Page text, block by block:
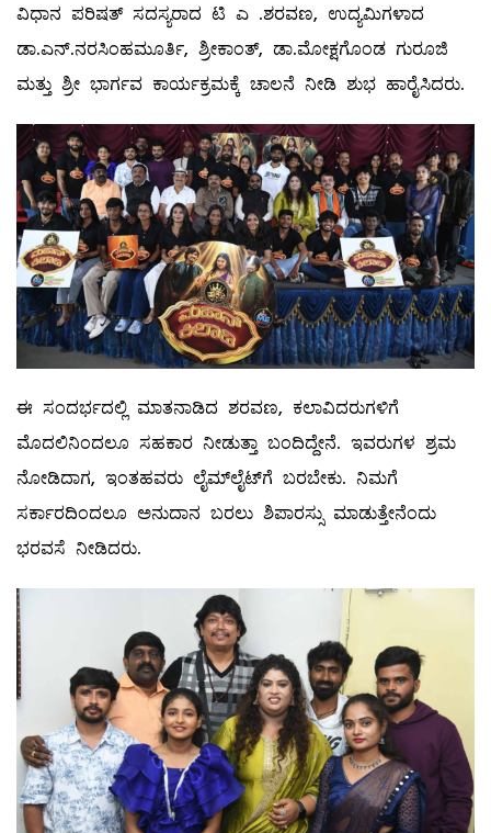
ವಿಧಾನ ಪರಿಷತ್ ಸದಸ್ಯರಾದ ಟಿ ಎ .ಶರವಣ, ಉದ್ಯಮಿಗಳಾದ
ಡಾ.ಎನ್.ನರಸಿಂಹಮೂರ್ತಿ, ಶ್ರೀಕಾಂತ್, ಡಾ.ಮೋಕ್ಷಗೊಂಡ ಗುರೂಜಿ
ಮತ್ತು ಶ್ರೀ ಭಾರ್ಗವ ಕಾರ್ಯಕ್ರಮಕ್ಕೆ ಚಾಲನೆ ನೀಡಿ ಶುಭ ಹಾರೈಸಿದರು.
ಈ ಸಂದರ್ಭದಲ್ಲಿ ಮಾತನಾಡಿದ ಶರವಣ, ಕಲಾವಿದರುಗಳಿಗೆ
ಮೊದಲಿನಿಂದಲೂ ಸಹಕಾರ ನೀಡುತ್ತಾ ಬಂದಿದ್ದೇನೆ. ಇವರುಗಳ ಶ್ರಮ
ನೋಡಿದಾಗ, ಇಂತಹವರು ಲೈಮ್‌ಲೈಟ್‌ಗೆ ಬರಬೇಕು. ನಿಮಗೆ
ಸರ್ಕಾರದಿಂದಲೂ ಅನುದಾನ ಬರಲು ಶಿಪಾರಸ್ಸು ಮಾಡುತ್ತೇನೆಂದು
ಭರವಸೆ ನೀಡಿದರು.